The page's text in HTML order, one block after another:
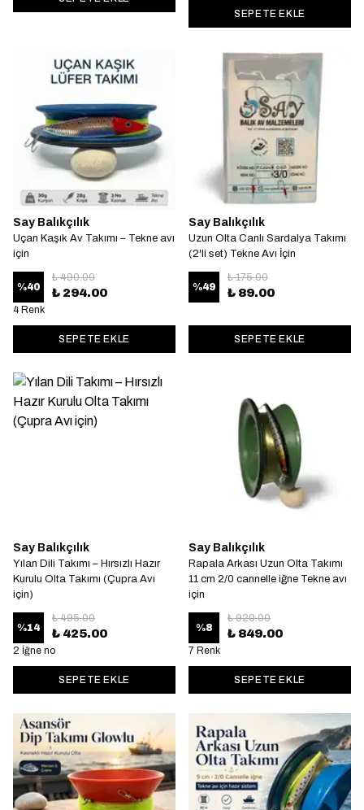
SEPETE EKLE
Say Balıkçılık
Uçan Kaşık Av Takımı – Tekne avı
için
%40
₺ 490.00
₺ 294.00
4 Renk
SEPETE EKLE
Say Balıkçılık
Uzun Olta Canlı Sardalya Takımı
(2'li set) Tekne Avı İçin
%49
₺ 175.00
₺ 89.00
SEPETE EKLE
Say Balıkçılık
Yılan Dili Takımı – Hırsızlı Hazır
Kurulu Olta Takımı (Çupra Avı
için)
%14
₺ 495.00
₺ 425.00
2 İğne no
SEPETE EKLE
Say Balıkçılık
Rapala Arkası Uzun Olta Takımı
11 cm 2/0 cannelle iğne Tekne avı
için
%8
₺ 920.00
₺ 849.00
7 Renk
SEPETE EKLE